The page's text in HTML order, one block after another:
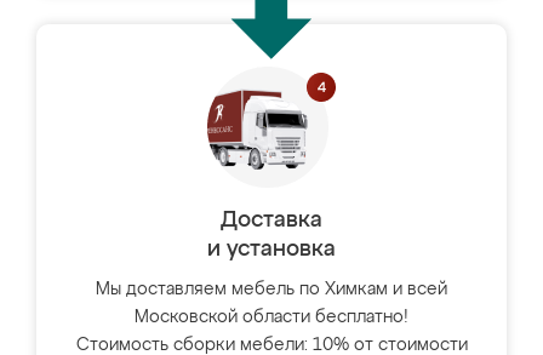
Доставка
и установка
Мы доставляем мебель по Химкам и всей
Московской области бесплатно!
Стоимость сборки мебели: 10% от стоимости